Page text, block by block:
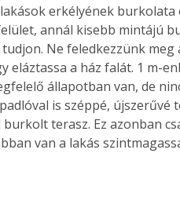
erkélyének
annál kisebb mintájú
Ne feledkezzünk
eláztassa a ház falát. 1 m-
állapotban van, de
is széppé,
terasz. Ez azonban
van a lakás